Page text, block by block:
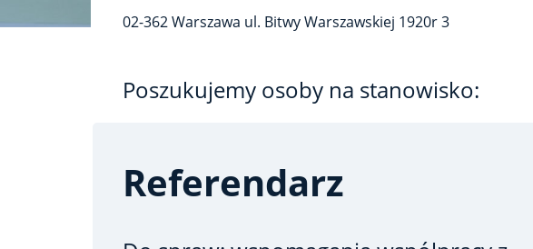
02-362Warszawa ul. Bitwy Warszawskiej 1920r3
Poszukujemy osoby na stanowisko:
Referendarz